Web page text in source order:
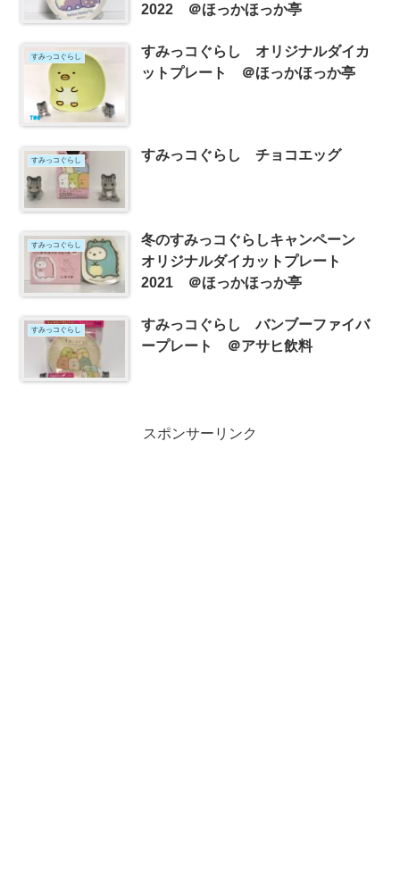
2022 ＠ほっかほっか亭
すみっコぐらし
すみっコぐらし オリジナルダイカ
ットプレート ＠ほっかほっか亭
すみっコぐらし すみっコぐらし チョコエッグ
すみっコぐらし
冬のすみっコぐらしキャンペーン
オリジナルダイカットプレート
2021 ＠ほっかほっか亭
すみっコぐらし
すみっコぐらし バンブーファイバ
ープレート ＠アサヒ飲料
スポンサーリンク